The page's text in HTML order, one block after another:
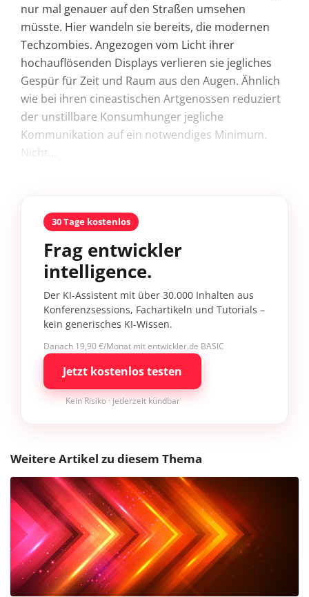
nur mal genauer auf den Straßen umsehen
müsste. Hier wandeln sie bereits, die modernen
Techzombies. Angezogen vom Licht ihrer
hochauflösenden Displays verlieren sie jegliches
Gespür für Zeit und Raum aus den Augen. Ähnlich
wie bei ihren cineastischen Artgenossen reduziert
der unstillbare Konsumhunger jegliche
Kommunikation auf ein notwendiges Minimum.
Nicht...
30 Tage kostenlos
Frag entwickler
intelligence.
Der KI-Assistent mit über 30.000 Inhalten aus
Konferenzsessions, Fachartikeln und Tutorials –
kein generisches KI-Wissen.
Danach 19,90 €/Monat mit entwickler.de BASIC
Jetzt kostenlos testen
Kein Risiko · jederzeit kündbar
Weitere Artikel zu diesem Thema